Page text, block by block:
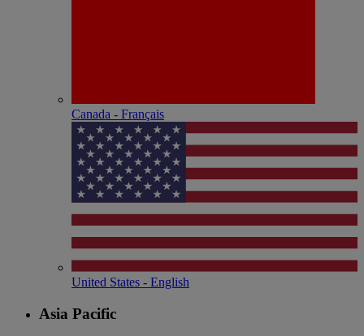
Canada - Français
United States - English
Asia Pacific